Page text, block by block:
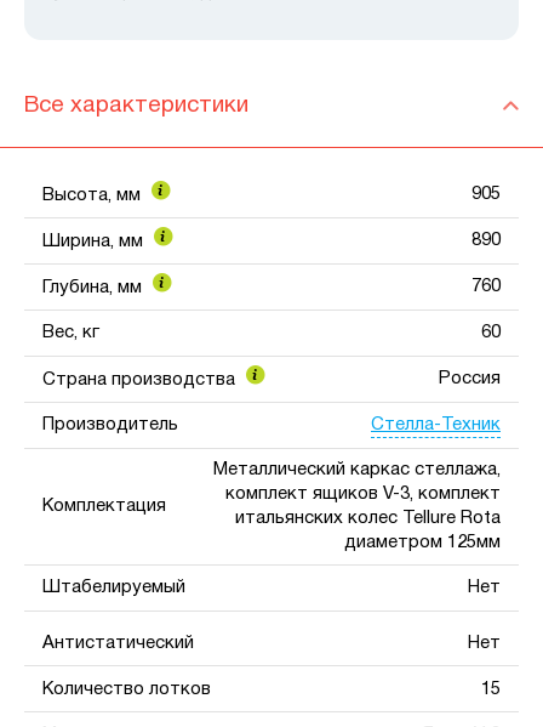
Все характеристики
Высота, мм 905
Ширина, мм 890
Глубина, мм 760
Вес, кг 60
Страна производства Россия
Производитель Стелла-Техник
Комплектация
Металлический каркас стеллажа,
комплект ящиков V-3, комплект
итальянских колес Tellure Rota
диаметром 125мм
Штабелируемый Нет
Антистатический Нет
Количество лотков 15